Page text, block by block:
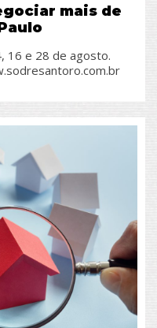
mais de
16 e 28 de agosto.